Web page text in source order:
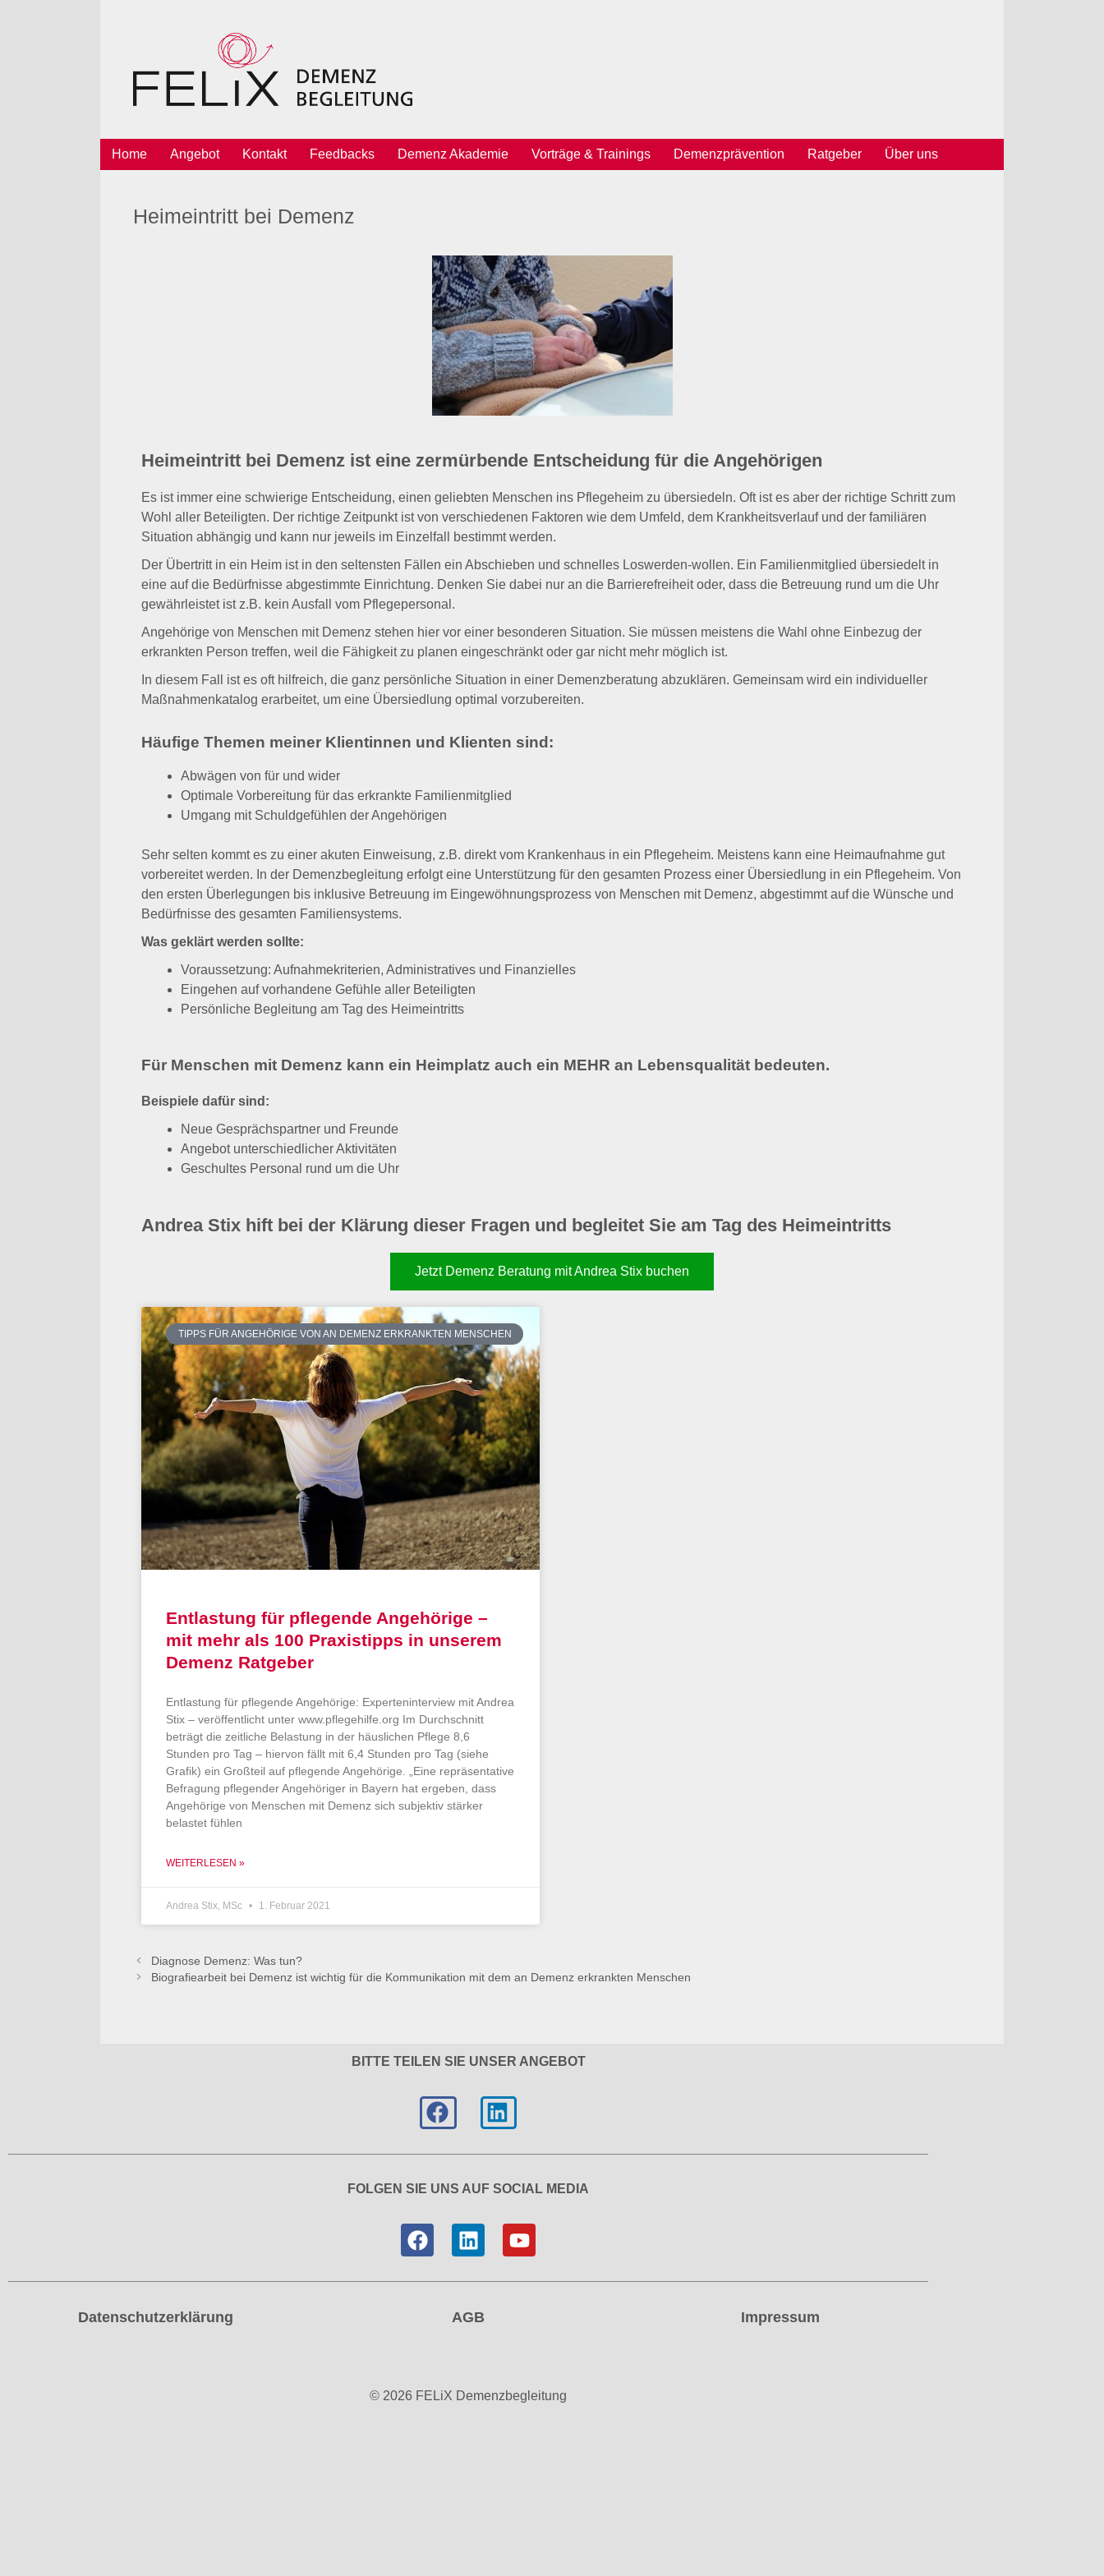
Home Angebot Kontakt Feedbacks Demenz Akademie Vorträge & Trainings Demenzprävention Ratgeber Über uns
Heimeintritt bei Demenz
Heimeintritt bei Demenz ist eine zermürbende Entscheidung für die Angehörigen
Es ist immer eine schwierige Entscheidung, einen geliebten Menschen ins Pflegeheim zu übersiedeln. Oft ist es aber der richtige Schritt zum
Wohl aller Beteiligten. Der richtige Zeitpunkt ist von verschiedenen Faktoren wie dem Umfeld, dem Krankheitsverlauf und der familiären
Situation abhängig und kann nur jeweils im Einzelfall bestimmt werden.
Der Übertritt in ein Heim ist in den seltensten Fällen ein Abschieben und schnelles Loswerden-wollen. Ein Familienmitglied übersiedelt in
eine auf die Bedürfnisse abgestimmte Einrichtung. Denken Sie dabei nur an die Barrierefreiheit oder, dass die Betreuung rund um die Uhr
gewährleistet ist z.B. kein Ausfall vom Pflegepersonal.
Angehörige von Menschen mit Demenz stehen hier vor einer besonderen Situation. Sie müssen meistens die Wahl ohne Einbezug der
erkrankten Person treffen, weil die Fähigkeit zu planen eingeschränkt oder gar nicht mehr möglich ist.
In diesem Fall ist es oft hilfreich, die ganz persönliche Situation in einer Demenzberatung abzuklären. Gemeinsam wird ein individueller
Maßnahmenkatalog erarbeitet, um eine Übersiedlung optimal vorzubereiten.
Häufige Themen meiner Klientinnen und Klienten sind:
Abwägen von für und wider
Optimale Vorbereitung für das erkrankte Familienmitglied
Umgang mit Schuldgefühlen der Angehörigen
Sehr selten kommt es zu einer akuten Einweisung, z.B. direkt vom Krankenhaus in ein Pflegeheim. Meistens kann eine Heimaufnahme gut
vorbereitet werden. In der Demenzbegleitung erfolgt eine Unterstützung für den gesamten Prozess einer Übersiedlung in ein Pflegeheim. Von
den ersten Überlegungen bis inklusive Betreuung im Eingewöhnungsprozess von Menschen mit Demenz, abgestimmt auf die Wünsche und
Bedürfnisse des gesamten Familiensystems.
Was geklärt werden sollte:
Voraussetzung: Aufnahmekriterien, Administratives und Finanzielles
Eingehen auf vorhandene Gefühle aller Beteiligten
Persönliche Begleitung am Tag des Heimeintritts
Für Menschen mit Demenz kann ein Heimplatz auch ein MEHR an Lebensqualität bedeuten.
Beispiele dafür sind:
Neue Gesprächspartner und Freunde
Angebot unterschiedlicher Aktivitäten
Geschultes Personal rund um die Uhr
Andrea Stix hift bei der Klärung dieser Fragen und begleitet Sie am Tag des Heimeintritts
Jetzt Demenz Beratung mit Andrea Stix buchen
TIPPS FÜR ANGEHÖRIGE VON AN DEMENZ ERKRANKTEN MENSCHEN
Entlastung für pflegende Angehörige –
mit mehr als 100 Praxistipps in unserem
Demenz Ratgeber
Entlastung für pflegende Angehörige: Experteninterview mit Andrea
Stix – veröffentlicht unter www.pflegehilfe.org Im Durchschnitt
beträgt die zeitliche Belastung in der häuslichen Pflege 8,6
Stunden pro Tag – hiervon fällt mit 6,4 Stunden pro Tag (siehe
Grafik) ein Großteil auf pflegende Angehörige. „Eine repräsentative
Befragung pflegender Angehöriger in Bayern hat ergeben, dass
Angehörige von Menschen mit Demenz sich subjektiv stärker
belastet fühlen
WEITERLESEN »
Andrea Stix, MSc 1. Februar 2021
Diagnose Demenz: Was tun?
Biografiearbeit bei Demenz ist wichtig für die Kommunikation mit dem an Demenz erkrankten Menschen
BITTE TEILEN SIE UNSER ANGEBOT
FOLGEN SIE UNS AUF SOCIAL MEDIA
Datenschutzerklärung AGB Impressum
© 2026 FELiX Demenzbegleitung